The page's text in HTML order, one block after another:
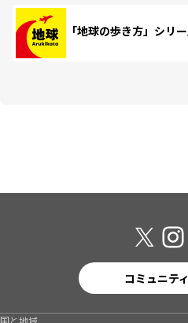
「地球の歩き方」シリ
コミュニテ
国と地域